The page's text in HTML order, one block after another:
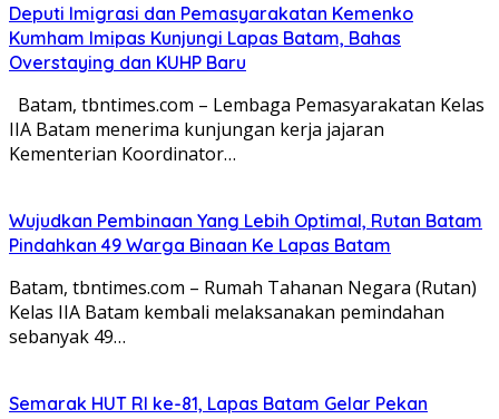
Deputi Imigrasi dan Pemasyarakatan Kemenko
Kumham Imipas Kunjungi Lapas Batam, Bahas
Overstaying dan KUHP Baru
Batam, tbntimes.com – Lembaga Pemasyarakatan Kelas
IIA Batam menerima kunjungan kerja jajaran
Kementerian Koordinator…
Wujudkan Pembinaan Yang Lebih Optimal, Rutan Batam
Pindahkan 49 Warga Binaan Ke Lapas Batam
Batam, tbntimes.com – Rumah Tahanan Negara (Rutan)
Kelas IIA Batam kembali melaksanakan pemindahan
sebanyak 49…
Semarak HUT RI ke-81, Lapas Batam Gelar Pekan